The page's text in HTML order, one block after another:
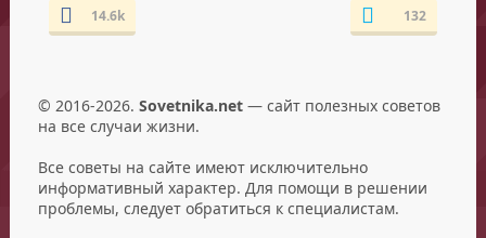
14.6k 132
© 2016-2026. Sovetnika.net— сайт полезных советов
на все случаи жизни.
Все советы на сайте имеют исключительно
информативный характер. Для помощи в решении
проблемы, следует обратиться к специалистам.